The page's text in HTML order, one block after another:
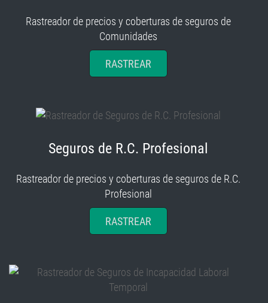
Rastreador de precios y coberturas de seguros de
Comunidades
RASTREAR
Seguros de R.C. Profesional
Rastreador de precios y coberturas de seguros de R.C.
Profesional
RASTREAR